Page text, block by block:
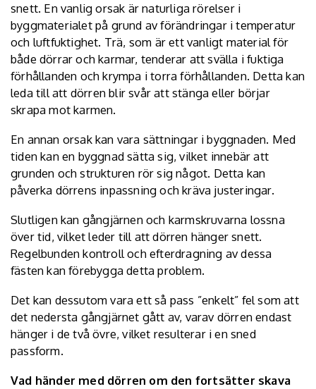
snett. En vanlig orsak är naturliga rörelser i
byggmaterialet på grund av förändringar i temperatur
och luftfuktighet. Trä, som är ett vanligt material för
både dörrar och karmar, tenderar att svälla i fuktiga
förhållanden och krympa i torra förhållanden. Detta kan
leda till att dörren blir svår att stänga eller börjar
skrapa mot karmen.
En annan orsak kan vara sättningar i byggnaden. Med
tiden kan en byggnad sätta sig, vilket innebär att
grunden och strukturen rör sig något. Detta kan
påverka dörrens inpassning och kräva justeringar.
Slutligen kan gångjärnen och karmskruvarna lossna
över tid, vilket leder till att dörren hänger snett.
Regelbunden kontroll och efterdragning av dessa
fästen kan förebygga detta problem.
Det kan dessutom vara ett så pass ”enkelt” fel som att
det nedersta gångjärnet gått av, varav dörren endast
hänger i de två övre, vilket resulterar i en sned
passform.
Vad händer med dörren om den fortsätter skava